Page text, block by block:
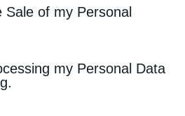
of my Personal
my Personal Data